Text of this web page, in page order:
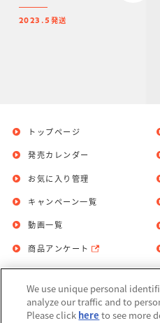
イ＆エヴァンゲリオン
ストア限定】
2023.5 発送
トップページ
発売カレンダー
お気に入り管理
キャンペーン一覧
動画一覧
商品アンケート
お問い合わせ
We use unique personal
analyze our traffic and to
Please click here to see more